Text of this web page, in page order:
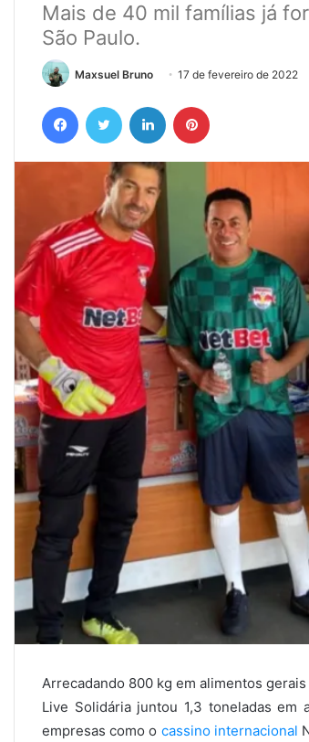
Mais de 40 mil famílias já
São Paulo.
Maxsuel Bruno 17 de fevereiro de 2022
Arrecadando 800 kg em alimentos
Live Solidária juntou 1,3 toneladas
empresas como o cassino internacional